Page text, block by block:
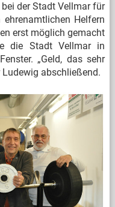
der Stadt Vellmar für
Helfern
erst möglich gemacht
die Stadt Vellmar in
„Geld, das sehr
abschließend.